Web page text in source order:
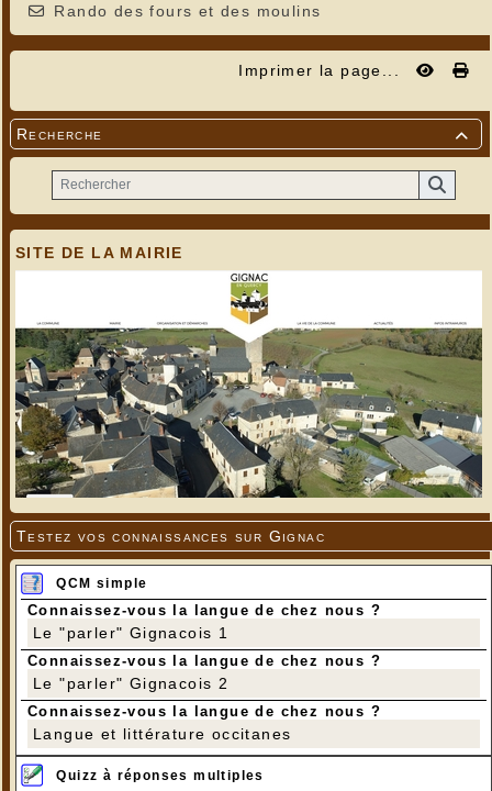
Rando des fours et des moulins
Imprimer la page...

Recherche
SITE DE LA MAIRIE
Testez vos connaissances sur Gignac
QCM simple
Connaissez-vous la langue de chez nous ?
Le "parler" Gignacois 1
Connaissez-vous la langue de chez nous ?
Le "parler" Gignacois 2
Connaissez-vous la langue de chez nous ?
Langue et littérature occitanes
Quizz à réponses multiples